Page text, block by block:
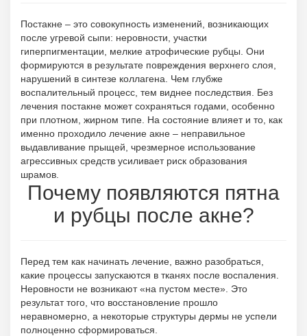
Постакне – это совокупность изменений, возникающих
после угревой сыпи: неровности, участки
гиперпигментации, мелкие атрофические рубцы. Они
формируются в результате повреждения верхнего слоя,
нарушений в синтезе коллагена. Чем глубже
воспалительный процесс, тем виднее последствия. Без
лечения постакне может сохраняться годами, особенно
при плотном, жирном типе. На состояние влияет и то, как
именно проходило лечение акне – неправильное
выдавливание прыщей, чрезмерное использование
агрессивных средств усиливает риск образования
шрамов.
Почему появляются пятна
и рубцы после акне?
Перед тем как начинать лечение, важно разобраться,
какие процессы запускаются в тканях после воспаления.
Неровности не возникают «на пустом месте». Это
результат того, что восстановление прошло
неравномерно, а некоторые структуры дермы не успели
полноценно сформироваться.